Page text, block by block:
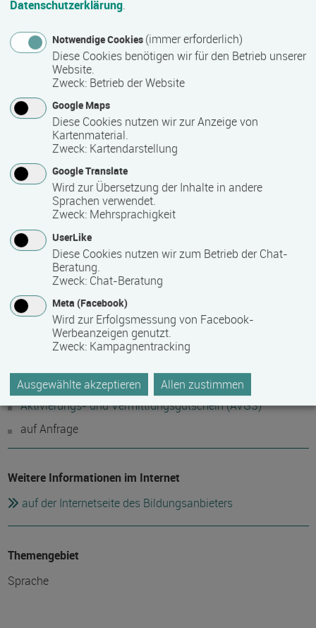
Termine auf Anfrage
Mindest­teilnehmer­anzahl
1
Maximale Teilnehmerzahl
6
Teilnahmegebühr
0,00 €
auf Anfrage
Hinweis des Datenbankbetreibers: Bitte erfragen Sie beim
Anbieter eventuell auftretende Nebenkosten!
Fördermöglichkeiten
Aktivierungs- und Vermittlungsgutschein (AVGS)
auf Anfrage
Weitere Informationen im Internet
auf der Internetseite des Bildungsanbieters
Themengebiet
Sprache
Datenschutzerklärung.
Notwendige Cookies (immer erforderlich)
Diese Cookies benötigen wir für den Betrieb unserer
Website.
Zweck: Betrieb der Website
Google Maps
Diese Cookies nutzen wir zur Anzeige von
Kartenmaterial.
Zweck: Kartendarstellung
Google Translate
Wird zur Übersetzung der Inhalte in andere
Sprachen verwendet.
Zweck: Mehrsprachigkeit
UserLike
Diese Cookies nutzen wir zum Betrieb der Chat-
Beratung.
Zweck: Chat-Beratung
Meta (Facebook)
Wird zur Erfolgsmessung von Facebook-
Werbeanzeigen genutzt.
Zweck: Kampagnentracking
Ausgewählte akzeptieren Allen zustimmen